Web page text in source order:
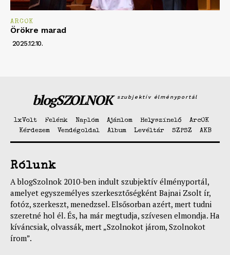
ARCOK
Örökre marad
2025.12.10.
blogSZOLNOK szubjektív élményportál
1xVolt Felénk Naplóm Ajánlom Helyszínelő
ArcOK
Kérdezem
Vendégoldal Album Levéltár SZPSZ AKB
Rólunk
A blogSzolnok 2010-ben indult szubjektív élményportál,
amelyet egyszemélyes szerkesztőségként Bajnai Zsolt ír,
fotóz, szerkeszt, menedzsel. Elsősorban azért, mert tudni
szeretné hol él. És, ha már megtudja, szívesen elmondja. Ha
kíváncsiak, olvassák, mert „Szolnokot járom, Szolnokot
írom”.